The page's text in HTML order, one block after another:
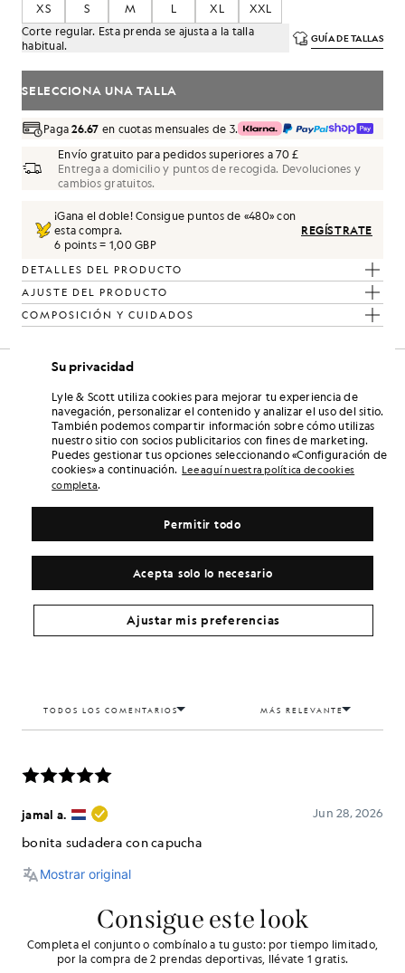
XS
S M L XL
XXL
Corte regular. Esta prenda se ajusta a la talla
habitual.
GUÍA DE TALLAS
SELECCIONA UNA TALLA
Paga26.67 en cuotas mensuales de 3.
Envío gratuito para pedidos superiores a 70 £
Entrega a domicilio y puntos de recogida. Devoluciones y
cambios gratuitos.
¡Gana el doble! Consigue puntos de «480» con
esta compra.
6 points = 1,00 GBP
REGÍSTRATE
DETALLES DEL PRODUCTO
AJUSTE DEL PRODUCTO
COMPOSICIÓN Y CUIDADOS
Consigue este look
Completa el conjunto o combínalo a tu gusto: por tiempo limitado,
por la compra de 2 prendas deportivas, llévate 1 gratis.
Su privacidad
Lyle & Scott utiliza cookies para mejorar tu experiencia de
navegación, personalizar el contenido y analizar el uso del sitio.
También podemos compartir información sobre cómo utilizas
nuestro sitio con socios publicitarios con fines de marketing.
Puedes gestionar tus opciones seleccionando «Configuración de
cookies» a continuación. Lee aquí nuestra política de cookies
completa.
Acepta solo lo necesario
Permitir todo
Ajustar mis preferencias